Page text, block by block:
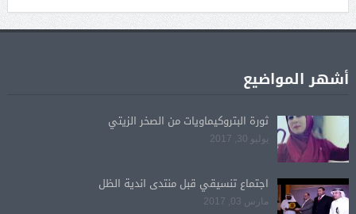
أشهر المواضيع
ثورة البتروكيماويات من الصخر الزيتي
يوليو 30, 2017
اجتماع تنسيقي قبل منتدى اندية الظل
مارس 03, 2017